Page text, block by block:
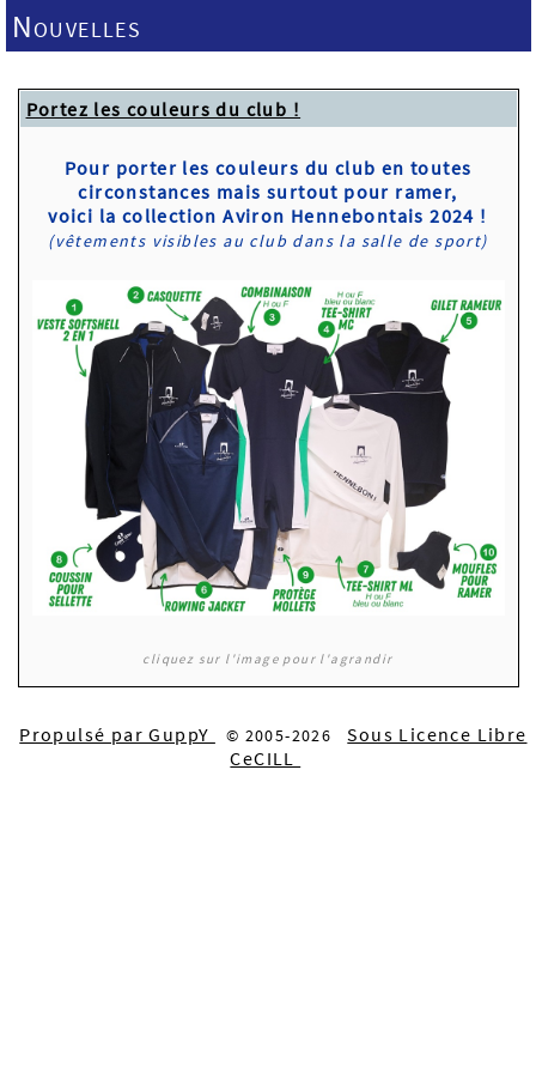
Nouvelles
Portez les couleurs du club !
Pour porter les couleurs du club en toutes
circonstances mais surtout pour ramer,
voici la collection Aviron Hennebontais 2024 !
(vêtements visibles au club dans la salle de sport)
cliquez sur l'image pour l'agrandir
Propulsé par GuppY © 2005-2026Sous Licence Libre
CeCILL